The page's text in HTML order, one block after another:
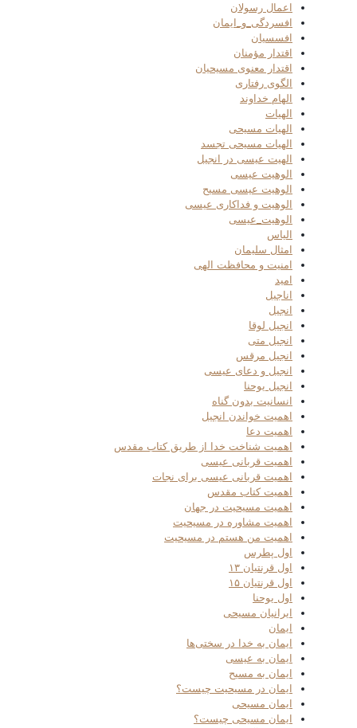
اعمال رسولان
افسردگی_و_ایمان
افسسیان
اقتدار مؤمنان
اقتدار معنوی مسیحیان
الگوی رفتاری
الهام خداوند
الهیات
الهیات مسیحی
الهیات مسیحی تجسد
الهیت عیسی در انجیل
الوهیت عیسی
الوهیت عیسی مسیح
الوهیت و فداکاری عیسی
الوهیت_عیسی
الیاس
امثال سلیمان
امنیت و محافظت الهی
امید
اناجیل
انجیل
انجیل لوقا
انجیل متی
انجیل مرقس
انجیل و دعای عیسی
انجیل یوحنا
انسانیت بدون گناه
اهمیت خواندن انجیل
اهمیت دعا
اهمیت شناخت خدا از طریق کتاب مقدس
اهمیت قربانی عیسی
اهمیت قربانی عیسی برای نجات
اهمیت کتاب مقدس
اهمیت مسیحیت در جهان
اهمیت مشاوره در مسیحیت
اهمیت من هستم در مسیحیت
اول پطرس
اول قرنتیان ۱۳
اول قرنتیان ۱۵
اول یوحنا
ایرانیان مسیحی
ایمان
ایمان به خدا در سختی‌ها
ایمان به عیسی
ایمان به مسیح
ایمان در مسیحیت چیست؟
ایمان مسیحی
ایمان مسیحی چیست؟